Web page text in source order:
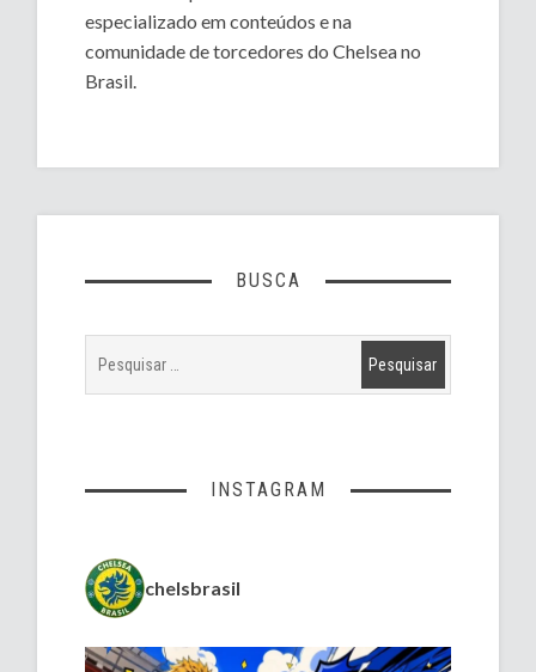
especializado em conteúdos e na
comunidade de torcedores do Chelsea no
Brasil.
BUSCA
INSTAGRAM
chelsbrasil